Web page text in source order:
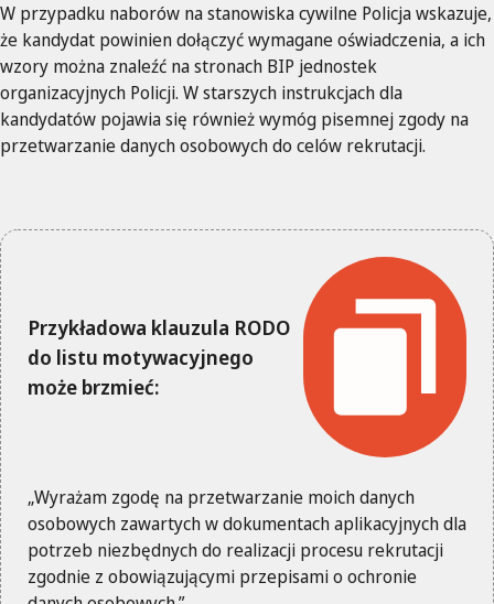
W przypadku naborów na stanowiska cywilne Policja wskazuje,
że kandydat powinien dołączyć wymagane oświadczenia, a ich
wzory można znaleźć na stronach BIP jednostek
organizacyjnych Policji. W starszych instrukcjach dla
kandydatów pojawia się również wymóg pisemnej zgody na
przetwarzanie danych osobowych do celów rekrutacji.
Przykładowa klauzula RODO
do listu motywacyjnego
może brzmieć:
„Wyrażam zgodę na przetwarzanie moich danych
osobowych zawartych w dokumentach aplikacyjnych dla
potrzeb niezbędnych do realizacji procesu rekrutacji
zgodnie z obowiązującymi przepisami o ochronie